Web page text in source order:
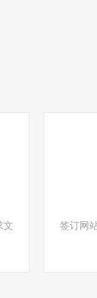
文
签订网